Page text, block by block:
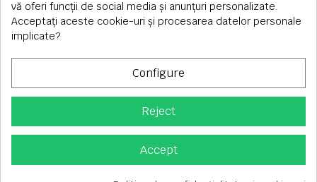
Copyright © 2026 S.C. Rimi S.R.L. , Reg.Com: J1992000639351,
CUI: RO1824566
Tel fix: 0256-275 273 mobil: 0720 699 655 ,
vă oferi funcții de social media și anunțuri personalizate.
Acceptați aceste cookie-uri și procesarea datelor personale
implicate?
Configure
Reject
Accept